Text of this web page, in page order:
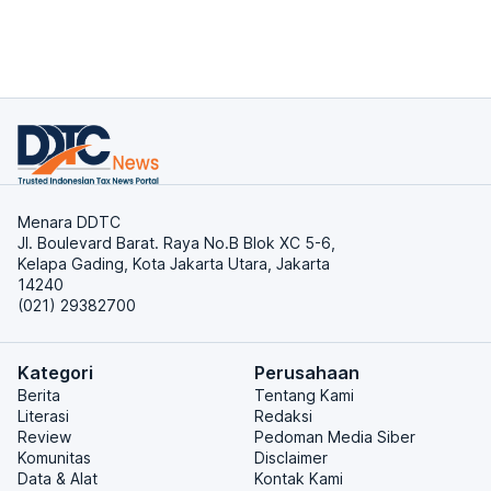
Menara DDTC
Jl. Boulevard Barat. Raya No.B Blok XC 5-6,
Kelapa Gading, Kota Jakarta Utara, Jakarta
14240
(021) 29382700
Kategori
Berita
Literasi
Review
Komunitas
Data & Alat
Perusahaan
Tentang Kami
Redaksi
Pedoman Media Siber
Disclaimer
Kontak Kami